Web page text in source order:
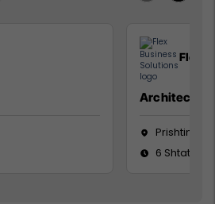
Flex
Architect
Prishtinë
6 Shtator